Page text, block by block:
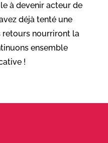
à devenir acteur de
déjà tenté une
retours nourriront la
ensemble
!